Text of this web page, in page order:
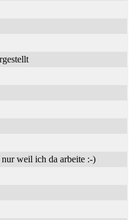
weil ich da arbeite :-)